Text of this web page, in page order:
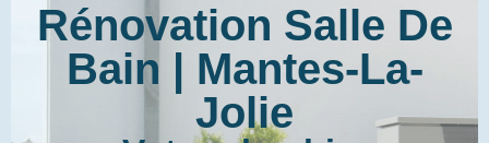
Rénovation Salle De
Bain | Mantes-La-
Jolie